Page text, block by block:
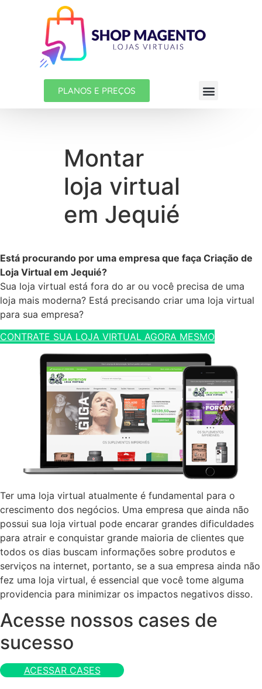
PLANOS E PREÇOS
Montar
loja virtual
em Jequié
Está procurando por uma empresa que faça Criação de
Loja Virtual em Jequié?
Sua loja virtual está fora do ar ou você precisa de uma
loja mais moderna? Está precisando criar uma loja virtual
para sua empresa?
CONTRATE SUA LOJA VIRTUAL AGORA MESMO
Ter uma loja virtual atualmente é fundamental para o
crescimento dos negócios. Uma empresa que ainda não
possui sua loja virtual pode encarar grandes dificuldades
para atrair e conquistar grande maioria de clientes que
todos os dias buscam informações sobre produtos e
serviços na internet, portanto, se a sua empresa ainda não
fez uma loja virtual, é essencial que você tome alguma
providencia para minimizar os impactos negativos disso.
Acesse nossos cases de
sucesso
ACESSAR CASES